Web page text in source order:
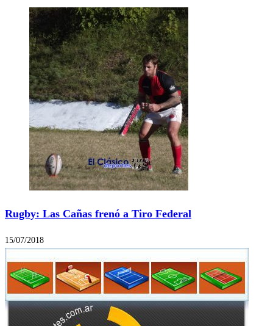
Rugby: Las Cañas frenó a Tiro Federal
15/07/2018